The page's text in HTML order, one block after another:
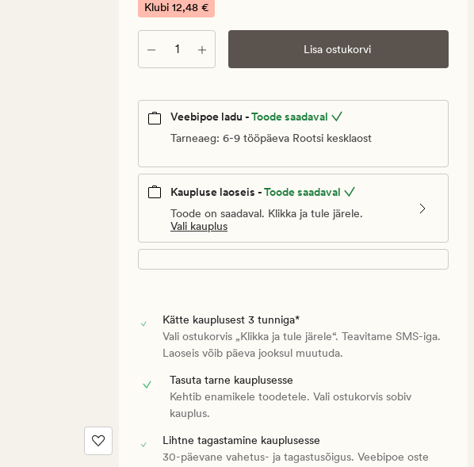
€.
Klubi
12,48
€
Klubi 12,48 €
Kogus Lisa ostukorvi
Veebipoe ladu -Toode saadaval
Tarneaeg: 6-9 tööpäeva Rootsi kesklaost
Kaupluse laoseis -Toode saadaval
Toode on saadaval. Klikka ja tule järele.
Vali kauplus
Kätte kauplusest 3 tunniga*
Vali ostukorvis „Klikka ja tule järele“. Teavitame SMS-iga.
Laoseis võib päeva jooksul muutuda.
Tasuta tarne kauplusesse
Kehtib enamikele toodetele. Vali ostukorvis sobiv
kauplus.
Lihtne tagastamine kauplusesse
30-päevane vahetus- ja tagastusõigus. Veebipoe oste